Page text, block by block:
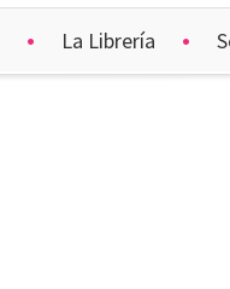
La Librería